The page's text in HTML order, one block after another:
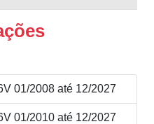
01/2008 até 12/2027
01/2010 até 12/2027